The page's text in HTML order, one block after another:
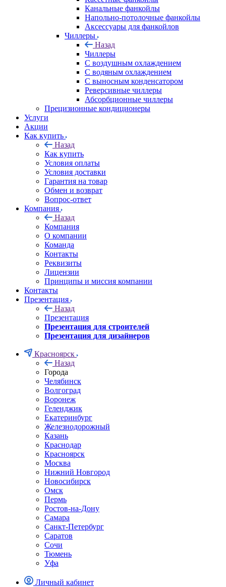
Канальные фанкойлы
Напольно-потолочные фанкойлы
Аксессуары для фанкойлов
Чиллеры
Назад
Чиллеры
С воздушным охлаждением
С водяным охлаждением
С выносным конденсатором
Реверсивные чиллеры
Абсорбционные чиллеры
Прецизионные кондиционеры
Услуги
Акции
Как купить
Назад
Как купить
Условия оплаты
Условия доставки
Гарантия на товар
Обмен и возврат
Вопрос-ответ
Компания
Назад
Компания
О компании
Команда
Контакты
Реквизиты
Лицензии
Принципы и миссия компании
Контакты
Презентация
Назад
Презентация
Презентация для строителей
Презентация для дизайнеров
Красноярск
Назад
Города
Челябинск
Волгоград
Воронеж
Геленджик
Екатеринбург
Железнодорожный
Казань
Краснодар
Красноярск
Москва
Нижний Новгород
Новосибирск
Омск
Пермь
Ростов-на-Дону
Самара
Санкт-Петербург
Саратов
Сочи
Тюмень
Уфа
Личный кабинет